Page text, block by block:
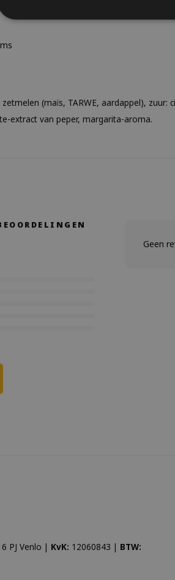
(maïs, TARWE, aardappel), zuur:
extract van peper, margarita-aroma.
Geen
PJ Venlo | KvK: 12060843 | BTW: